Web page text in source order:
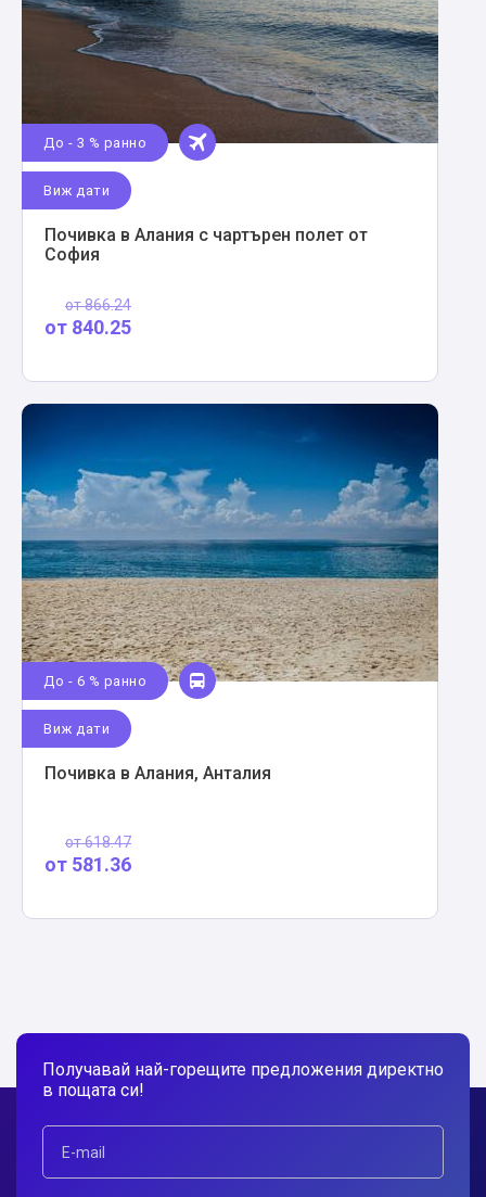
До - 3 % ранно
Виж дати
Почивка в Алания с чартърен полет от
София
от866.24
от 840.25
До - 6 % ранно
Виж дати
Почивка в Алания, Анталия
от618.47
от 581.36
Получавай най-горещите предложения директно
в пощата си!